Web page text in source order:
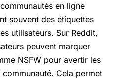
en ligne
souvent des étiquettes
utilisateurs. Sur Reddit,
peuvent marquer
NSFW pour avertir les
Cela permet